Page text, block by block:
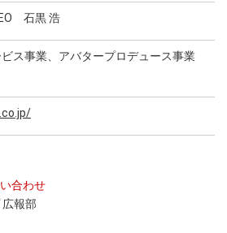
石黒 浩
ス事業、アバタープロデュース事業
合わせ
報部